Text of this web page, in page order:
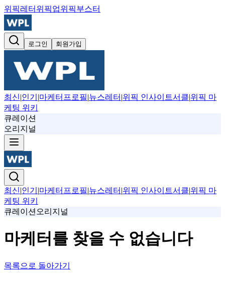
위픽레터 위픽업위픽부스터
로그인 회원가입
최신|인기 |마케터프로필|뉴스레터 |위픽 인사이트서클|위픽 마
케팅 위키
큐레이션
오리지널
최신|인기 |마케터프로필|뉴스레터 |위픽 인사이트서클|위픽 마
케팅 위키
큐레이션 오리지널
마케터를 찾을 수 없습니다
목록으로 돌아가기